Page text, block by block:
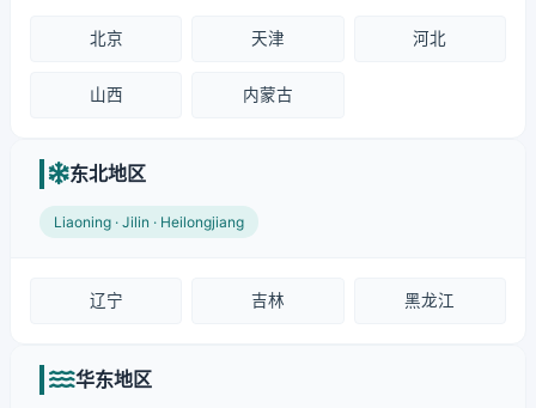
北京 天津 河北
山西 内蒙古
东北地区
Liaoning · Jilin · Heilongjiang
辽宁 吉林 黑龙江
华东地区